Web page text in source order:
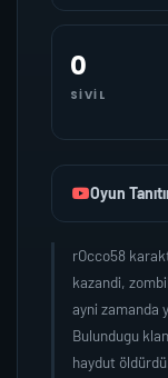
0
SIVIL
Oyun
rOcco58
kazandi,
ayni zamanda
Bulundugu
haydut